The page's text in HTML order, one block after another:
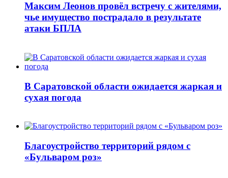
Максим Леонов провёл встречу с жителями,
чье имущество пострадало в результате
атаки БПЛА
В Саратовской области ожидается жаркая и
сухая погода
Благоустройство территорий рядом с
«Бульваром роз»